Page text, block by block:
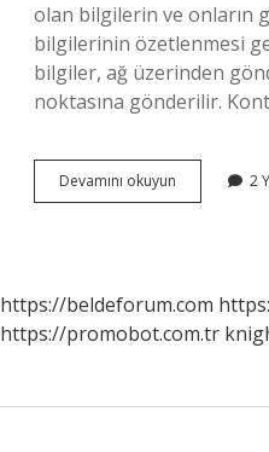
olan bilgilerin ve onların
bilgilerinin özetlenmesi
bilgiler, ağ üzerinden
noktasına gönderilir.
Devamını okuyun Adlaştırma
nedir
2
https://beldeforum.com
https://promobot.com.tr